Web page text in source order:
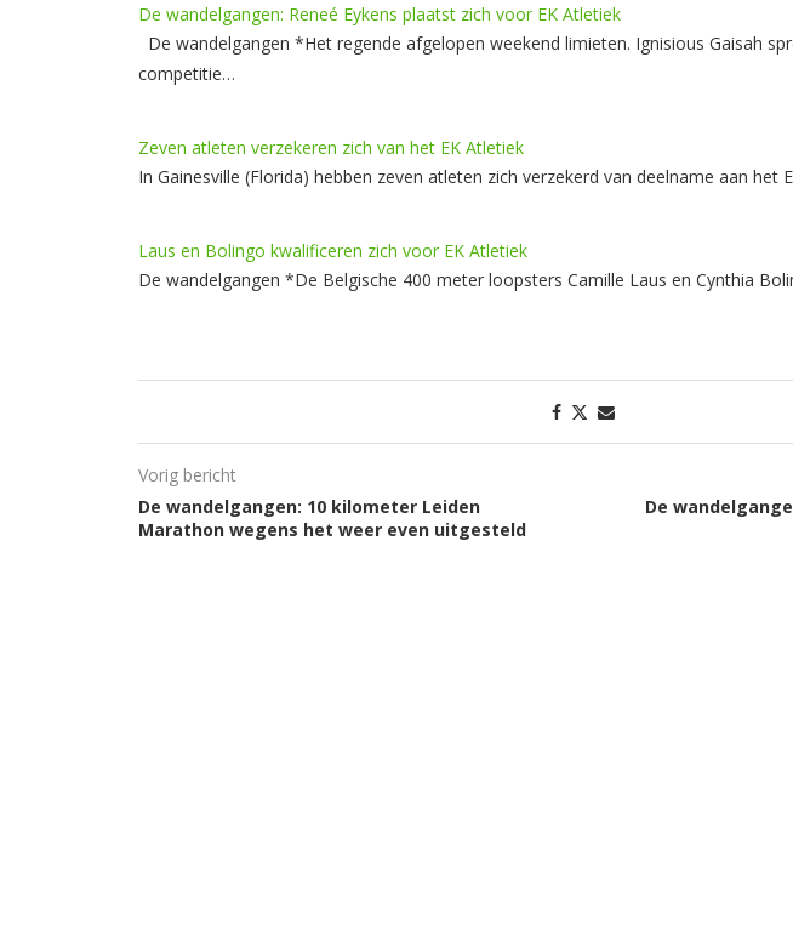
De wandelgangen: Reneé Eykens plaatst zich voor EK Atletiek
De wandelgangen *Het regende afgelopen weekend limieten. Ignisious Gaisah
competitie…
Zeven atleten verzekeren zich van het EK Atletiek
In Gainesville (Florida) hebben zeven atleten zich verzekerd van deelname aan het
Laus en Bolingo kwalificeren zich voor EK Atletiek
De wandelgangen *De Belgische 400 meter loopsters Camille Laus en Cynthia
Vorig bericht
De wandelgangen: 10 kilometer Leiden
Marathon wegens het weer even uitgesteld
De